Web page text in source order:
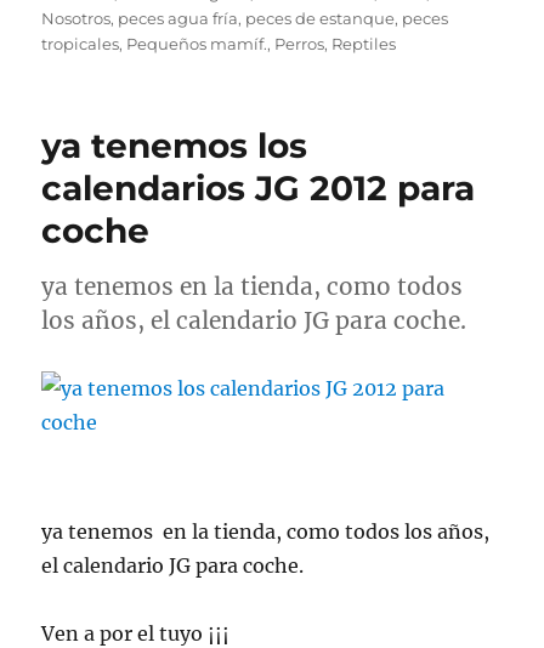
Nosotros, peces agua fría, peces de estanque, peces
tropicales, Pequeños mamíf., Perros, Reptiles
ya tenemos los
calendarios JG 2012 para
coche
ya tenemos en la tienda, como todos
los años, el calendario JG para coche.
ya tenemos en la tienda, como todos los años,
el calendario JG para coche.
Ven a por el tuyo ¡¡¡